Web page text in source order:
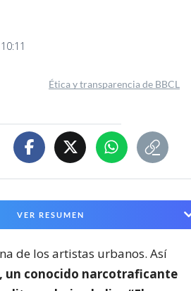
Ética y transparencia de BBCL
VER RESUMEN
de los artistas urbanos. Así
un conocido narcotraficante